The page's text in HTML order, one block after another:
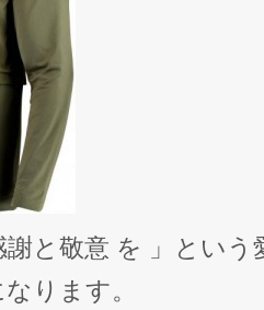
謝と敬意 を 」とい
ります。